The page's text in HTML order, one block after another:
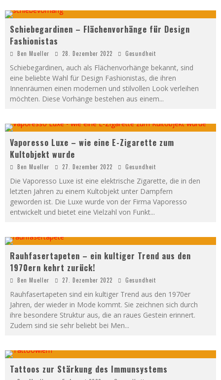
Schiebegardinen – Flächenvorhänge für Design
Fashionistas
Ben Mueller 28. Dezember 2022 Gesundheit
Schiebegardinen, auch als Flächenvorhänge bekannt, sind
eine beliebte Wahl für Design Fashionistas, die ihren
Innenräumen einen modernen und stilvollen Look verleihen
möchten. Diese Vorhänge bestehen aus einem...
Vaporesso Luxe – wie eine E-Zigarette zum
Kultobjekt wurde
Ben Mueller 27. Dezember 2022 Gesundheit
Die Vaporesso Luxe ist eine elektrische Zigarette, die in den
letzten Jahren zu einem Kultobjekt unter Dampfern
geworden ist. Die Luxe wurde von der Firma Vaporesso
entwickelt und bietet eine Vielzahl von Funkt...
Rauhfasertapeten – ein kultiger Trend aus den
1970ern kehrt zurück!
Ben Mueller 27. Dezember 2022 Gesundheit
Rauhfasertapeten sind ein kultiger Trend aus den 1970er
Jahren, der wieder in Mode kommt. Sie zeichnen sich durch
ihre besondere Struktur aus, die an raues Gestein erinnert.
Zudem sind sie sehr beliebt bei Men...
Tattoos zur Stärkung des Immunsystems